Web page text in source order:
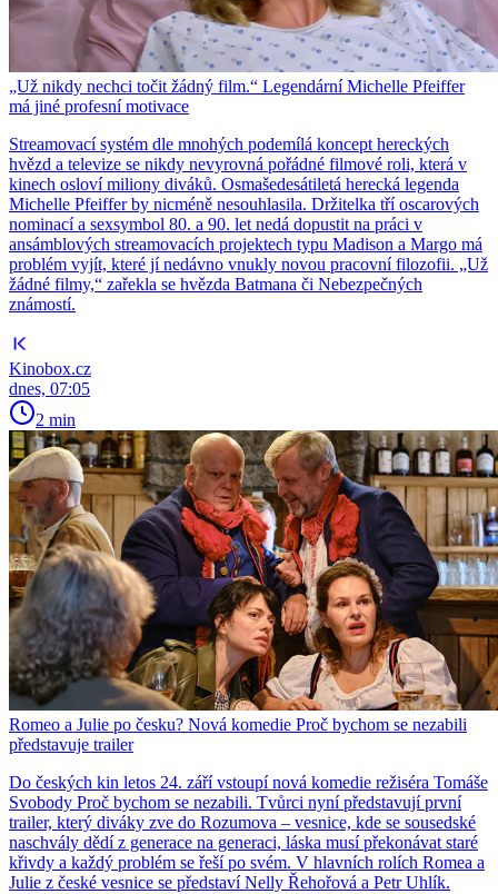
„Už nikdy nechci točit žádný film.“ Legendární Michelle Pfeiffer
má jiné profesní motivace
Streamovací systém dle mnohých podemílá koncept hereckých
hvězd a televize se nikdy nevyrovná pořádné filmové roli, která v
kinech osloví miliony diváků. Osmašedesátiletá herecká legenda
Michelle Pfeiffer by nicméně nesouhlasila. Držitelka tří oscarových
nominací a sexsymbol 80. a 90. let nedá dopustit na práci v
ansámblových streamovacích projektech typu Madison a Margo má
problém vyjít, které jí nedávno vnukly novou pracovní filozofii. „Už
žádné filmy,“ zařekla se hvězda Batmana či Nebezpečných
známostí.
Kinobox.cz
dnes, 07:05
2 min
Romeo a Julie po česku? Nová komedie Proč bychom se nezabili
představuje trailer
Do českých kin letos 24. září vstoupí nová komedie režiséra Tomáše
Svobody Proč bychom se nezabili. Tvůrci nyní představují první
trailer, který diváky zve do Rozumova – vesnice, kde se sousedské
naschvály dědí z generace na generaci, láska musí překonávat staré
křivdy a každý problém se řeší po svém. V hlavních rolích Romea a
Julie z české vesnice se představí Nelly Řehořová a Petr Uhlík.